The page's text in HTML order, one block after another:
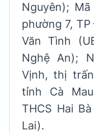
Nguyên);
phường 7,
Văn Tình
Nghệ An);
Vịnh, thị
tỉnh Cà
THCS Hai
Lai).